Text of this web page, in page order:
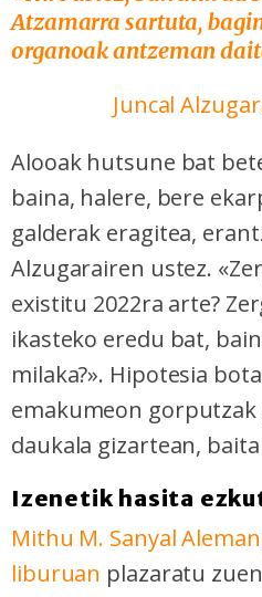
Atzamarra sartuta,
organoak antzeman
Juncal
Alooak hutsune bat
baina, halere, bere
galderak eragitea,
Alzugarairen ustez.
existitu 2022ra arte?
ikasteko eredu bat,
milaka?». Hipotesia
emakumeon
daukala gizartean,
Izenetik hasita
Mithu M. Sanyal
liburuan plazaratu